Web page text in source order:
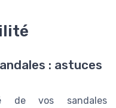
: astuces
de vos sandales